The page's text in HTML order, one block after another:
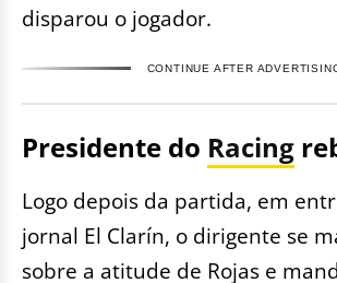
disparou o jogador.
CONTINUE AFTER
Presidente do Racing
Logo depois da partida, em
jornal El Clarín, o dirigente se
sobre a atitude de Rojas e